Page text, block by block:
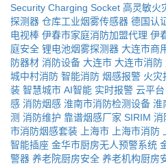
Security Charging Socket 高灵敏火
探测器 仓库工业烟雾传感器 德国认
电视棒 伊春市家庭消防加盟代理 伊
庭安全 锂电池烟雾探测器 大连市商
防器材 消防设备 大连市 大连市消防
城中村消防 智能消防 烟感报警 火灾
装 智慧城市 AI智能 实时报警 云平台
感 消防烟感 淮南市消防检测设备 淮
测 消防维护 靠谱烟感厂家 SIRIM 消
市消防烟感套装
上海市 上海市消防
智能插座 金华市厨房无人预警系统
警器 养老院厨房安全 养老机构厨房